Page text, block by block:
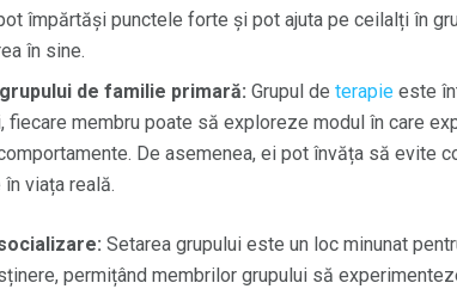
împărtăși punctele forte și pot ajuta pe ceilalți în
în sine.
de familie primară: Grupul de terapie este
fiecare membru poate să exploreze modul în care
De asemenea, ei pot învăța să evite
viața reală.
Setarea grupului este un loc minunat
permițând membrilor grupului să